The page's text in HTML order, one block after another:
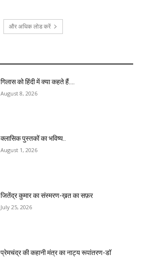
और अधिक लोड करें
गिलास को हिंदी में क्या कहते हैं….
August 8, 2026
क्लासिक पुस्तकों का भविष्य..
August 1, 2026
जितेंद्र कुमार का संस्मरण-ख़त का सफ़र
July 25, 2026
प्रेमचंद्र की कहानी मंत्र का नाट्य रूपांतरण-डॉ